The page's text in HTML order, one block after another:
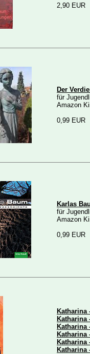
2,90 EUR
Der
für
Amazon
0,99 EUR
Karlas
für
Amazon
0,99 EUR
Katharina
Katharina
Katharina
Katharina
Katharina
Katharina